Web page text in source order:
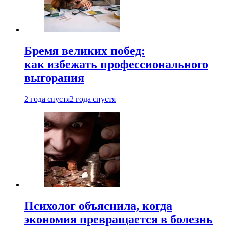
Бремя великих побед:
как избежать профессионального
выгорания
2 года спустя2 года спустя
Психолог объяснила, когда
экономия превращается в болезнь